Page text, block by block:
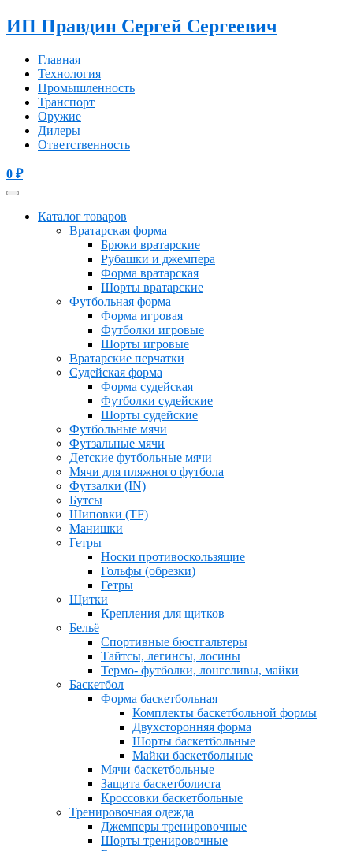
ИП Правдин Сергей Сергеевич
Главная
Технология
Промышленность
Транспорт
Оружие
Дилеры
Ответственность
0 ₽
Каталог товаров
Вратарская форма
Брюки вратарские
Рубашки и джемпера
Форма вратарская
Шорты вратарские
Футбольная форма
Форма игровая
Футболки игровые
Шорты игровые
Вратарские перчатки
Судейская форма
Форма судейская
Футболки судейские
Шорты судейские
Футбольные мячи
Футзальные мячи
Детские футбольные мячи
Мячи для пляжного футбола
Футзалки (IN)
Бутсы
Шиповки (TF)
Манишки
Гетры
Носки противоскользящие
Гольфы (обрезки)
Гетры
Щитки
Крепления для щитков
Бельё
Спортивные бюстгальтеры
Тайтсы, легинсы, лосины
Термо- футболки, лонгсливы, майки
Баскетбол
Форма баскетбольная
Комплекты баскетбольной формы
Двухсторонняя форма
Шорты баскетбольные
Майки баскетбольные
Мячи баскетбольные
Защита баскетболиста
Кроссовки баскетбольные
Тренировочная одежда
Джемперы тренировочные
Шорты тренировочные